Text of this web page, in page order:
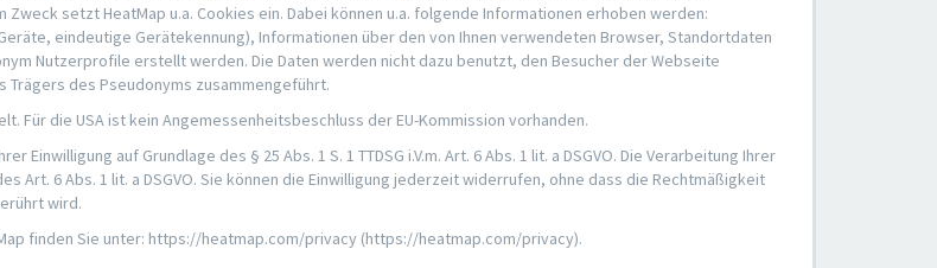
setzt HeatMap u.a. Cookies ein. Dabei können u.a. folgende Informationen erhoben werden:
eindeutige Gerätekennung), Informationen über den von Ihnen verwendeten Browser, Standortdaten
Nutzerprofile erstellt werden. Die Daten werden nicht dazu benutzt, den Besucher der Webseite
des Pseudonyms zusammengeführt.
Für die USA ist kein Angemessenheitsbeschluss der EU-Kommission vorhanden.
auf Grundlage des § 25 Abs. 1 S. 1 TTDSG i.V.m. Art. 6 Abs. 1 lit. a DSGVO. Die Verarbeitung Ihrer
Art. 6 Abs. 1 lit. a DSGVO. Sie können die Einwilligung jederzeit widerrufen, ohne dass die Rechtmäßigkeit
wird.
finden Sie unter: https://heatmap.com/privacy (https://heatmap.com/privacy).